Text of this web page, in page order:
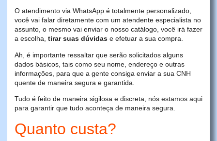
O atendimento via WhatsApp é totalmente personalizado,
você vai falar diretamente com um atendente especialista no
assunto, o mesmo vai enviar o nosso catálogo, você irá fazer
a escolha, tirar suas dúvidas e efetuar a sua compra.
Ah, é importante ressaltar que serão solicitados alguns
dados básicos, tais como seu nome, endereço e outras
informações, para que a gente consiga enviar a sua CNH
quente de maneira segura e garantida.
Tudo é feito de maneira sigilosa e discreta, nós estamos aqui
para garantir que tudo aconteça de maneira segura.
Quanto custa?